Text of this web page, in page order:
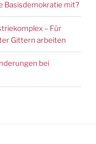
Basisdemokratie mit?
– Für
Gittern arbeiten
bei